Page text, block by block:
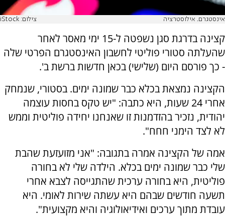
אינסטגרם. אילוסטרציה צילום: iStock
קצינה בדרגת סגן נשפטה ל-15 ימי מאסר לאחר
שהעלתה סטורי פוליטי לחשבון האינסטגרם הפרטי שלה
- כך פורסם היום (שלישי) בכאן חדשות ברשת ב'.
הקצינה נמצאת בכלא כבר שמונה ימים. בסטורי, שנמחק
אחרי 24 שעות, היא כתבה: "יש טקס בחסות עוצמה
יהודית, נזכיר בהזדמנות זו שאנחנו יחידה פוליטית וממש
לא לצד הימני חחח".
אמה של הקצינה אמרה בתגובה: "אני מזועזעת שהבת
שלי כבר שמונה ימים בכלא. הילדה שלי לא בחורה
פוליטית, היא בחורה ערכית שהתגייסה לצבא אחרי
תשעה חודשים שבהם היא עשתה שירות לאומי. היא
עובדת מתוך ערכים ואידיאולוגיה והיא מקצועית".